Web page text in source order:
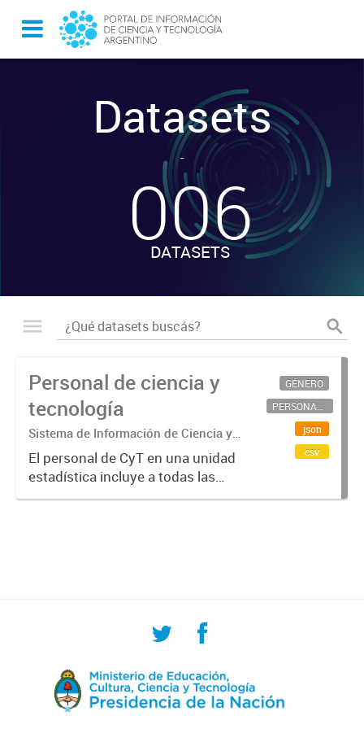
Datasets
-
006
DATASETS
Personal de ciencia y
tecnología
Sistema de Información de Ciencia y
Tecnología Argentino (SICYTAR)
El personal de CyT en una unidad
estadística incluye a todas las
personas involucradas
GÉNERO
PERSONAL CIENTÍFICO-TECNOLÓGICO
json
csv